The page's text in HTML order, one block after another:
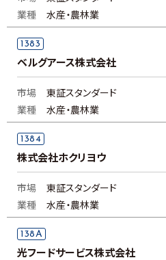
業種
水産・農林業
1383
ベルグアース株式会社
市場
東証スタンダード
業種
水産・農林業
1384
株式会社ホクリヨウ
市場
東証スタンダード
業種
水産・農林業
138A
光フードサービス株式会社